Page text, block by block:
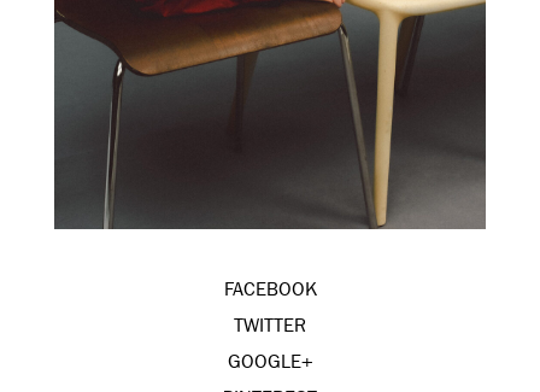
FACEBOOK
TWITTER
GOOGLE+